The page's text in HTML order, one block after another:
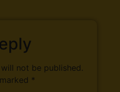
not be published.
*